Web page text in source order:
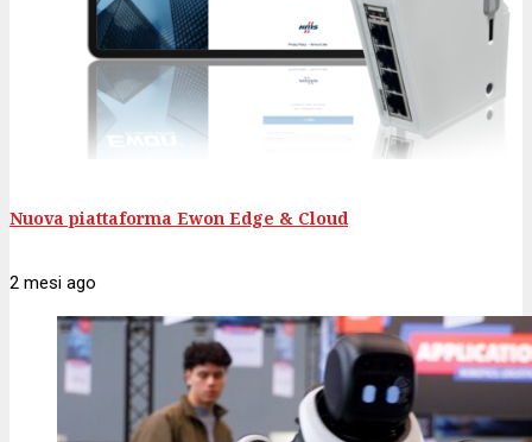
Nuova piattaforma Ewon Edge & Cloud
2 mesi ago